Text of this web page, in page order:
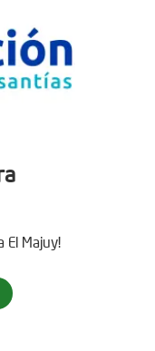
El Majuy!